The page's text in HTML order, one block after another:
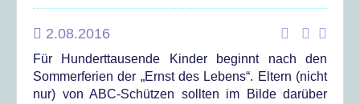
2.08.2016
Für Hunderttausende Kinder beginnt nach den
Sommerferien der „Ernst des Lebens“. Eltern (nicht
nur) von ABC-Schützen sollten im Bilde darüber